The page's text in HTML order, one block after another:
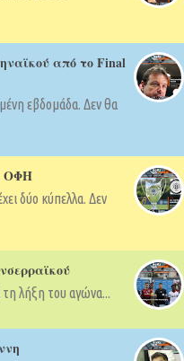
από το Final
εβδομάδα. Δεν θα
ΟΦΗ
δύο κύπελλα. Δεν
τη λήξη του αγώνα...